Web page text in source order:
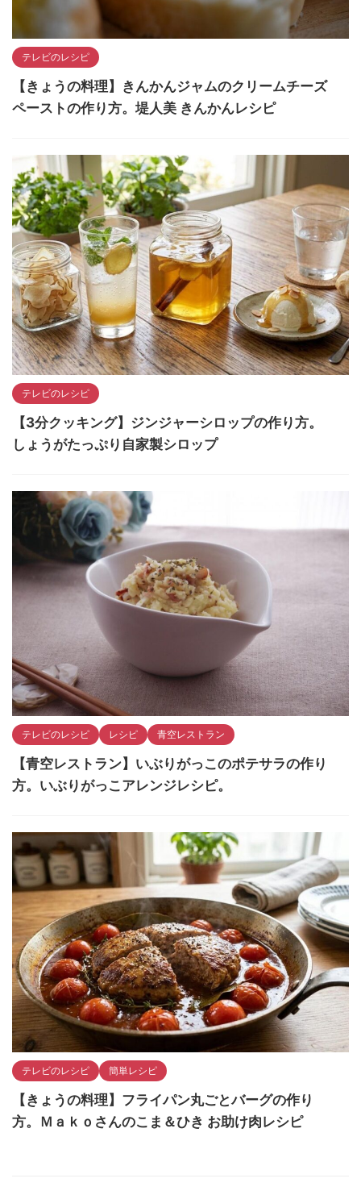
テレビのレシピ
【きょうの料理】きんかんジャムのクリームチーズ
ペーストの作り方。堤人美 きんかんレシピ
テレビのレシピ
【3分クッキング】ジンジャーシロップの作り方。
しょうがたっぷり自家製シロップ
テレビのレシピ レシピ 青空レストラン
【青空レストラン】いぶりがっこのポテサラの作り
方。いぶりがっこアレンジレシピ。
テレビのレシピ 簡単レシピ
【きょうの料理】フライパン丸ごとバーグの作り
方。Ｍａｋｏさんのこま＆ひき お助け肉レシピ